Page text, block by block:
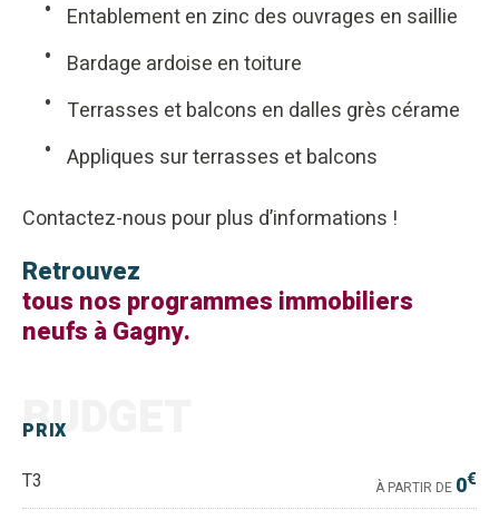
Entablement en zinc des ouvrages en saillie
Bardage ardoise en toiture
Terrasses et balcons en dalles grès cérame
Appliques sur terrasses et balcons
Contactez-nous pour plus d’informations !
Retrouvez
tous nos programmes immobiliers
neufs à Gagny.
PRIX
BUDGET
T3 À PARTIR DE 0€